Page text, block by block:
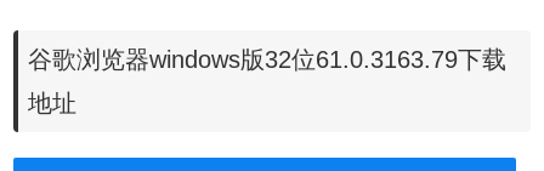
4.浏览辅助功能
过滤Flash、解除页面脚本对用户的限制、网页无级缩放、代
理服务器快速切换、网页自动填表、快速保存页面内包括图
片、动画、视频等任意内容、增强的页面内容查找和高亮功
谷歌浏览器windows版32位61.0.3163.79下载
地址